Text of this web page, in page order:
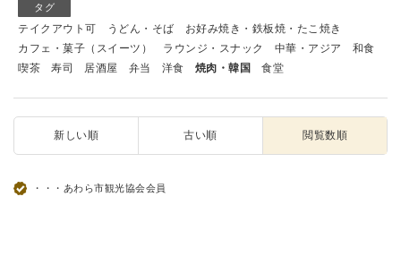
タグ
テイクアウト可 うどん・そば
お好み焼き・鉄板焼・たこ焼き
カフェ・菓子（スイーツ）
ラウンジ・スナック 中華・アジア
和食
喫茶
寿司 居酒屋 弁当 洋食 焼肉・韓国 食堂
新しい順 古い順 閲覧数順
・・・あわら市観光協会会員